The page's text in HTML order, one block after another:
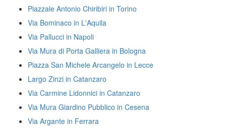
Piazzale Antonio Chiribiri in Torino
Via Bominaco in L'Aquila
Via Pallucci in Napoli
Via Mura di Porta Galliera in Bologna
Piazza San Michele Arcangelo in Lecce
Largo Zinzi in Catanzaro
Via Carmine Lidonnici in Catanzaro
Via Mura Giardino Pubblico in Cesena
Via Argante in Ferrara